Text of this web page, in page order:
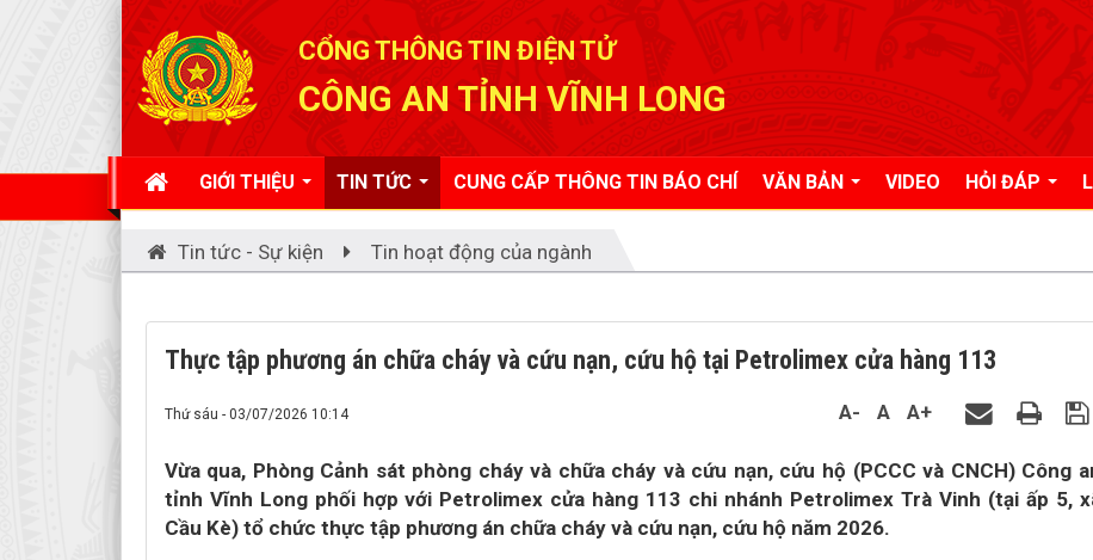
CỔNG THÔNG TIN ĐIỆN TỬ
CÔNG AN TỈNH VĨNH LONG
GIỚI THIỆU TIN TỨC CUNG CẤP THÔNG TIN BÁO CHÍ VĂN BẢN VIDEO HỎI ĐÁP
Tin tức - Sự kiện Tin hoạt động của ngành
Thực tập phương án chữa cháy và cứu nạn, cứu hộ tại Petrolimex cửa hàng 113
Thứ sáu - 03/07/2026 10:14 A- A A+
Vừa qua, Phòng Cảnh sát phòng cháy và chữa cháy và cứu nạn, cứu hộ (PCCC và CNCH) Công
tỉnh Vĩnh Long phối hợp với Petrolimex cửa hàng 113 chi nhánh Petrolimex Trà Vinh (tại ấp 5,
Cầu Kè) tổ chức thực tập phương án chữa cháy và cứu nạn, cứu hộ năm 2026.